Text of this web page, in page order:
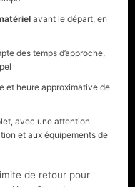
avant le départ, en
des temps d’approche,
et heure approximative de
avec une attention
et aux équipements de
de retour pour